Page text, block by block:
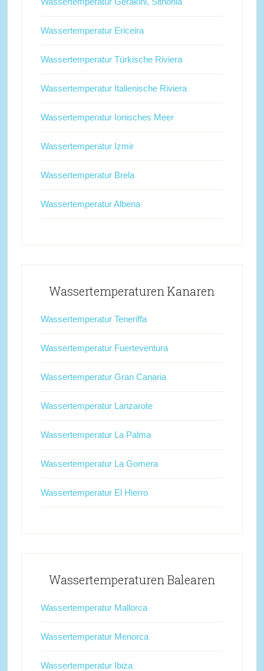
Wassertemperatur Ericeira
Wassertemperatur Türkische Riviera
Wassertemperatur Italienische Riviera
Wassertemperatur Ionisches Meer
Wassertemperatur Izmir
Wassertemperatur Brela
Wassertemperatur Albena
Wassertemperaturen Kanaren
Wassertemperatur Teneriffa
Wassertemperatur Fuerteventura
Wassertemperatur Gran Canaria
Wassertemperatur Lanzarote
Wassertemperatur La Palma
Wassertemperatur La Gomera
Wassertemperatur El Hierro
Wassertemperaturen Balearen
Wassertemperatur Mallorca
Wassertemperatur Menorca
Wassertemperatur Ibiza